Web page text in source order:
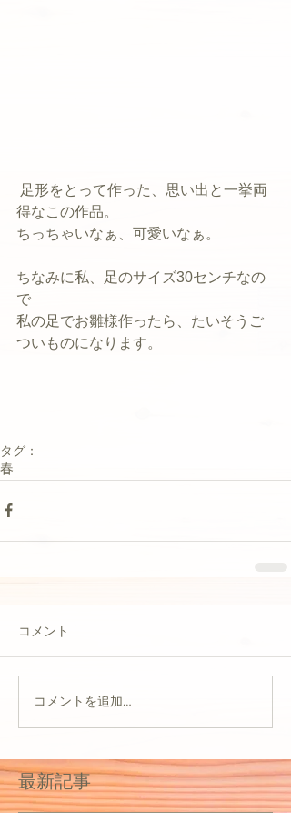
得なこの作品。
ちっちゃいなぁ、可愛いなぁ。
ちなみに私、足のサイズ30センチなの
で
私の足でお雛様作ったら、たいそうご
ついものになります。
タグ：
春
コメント
コメントを追加…
最新記事